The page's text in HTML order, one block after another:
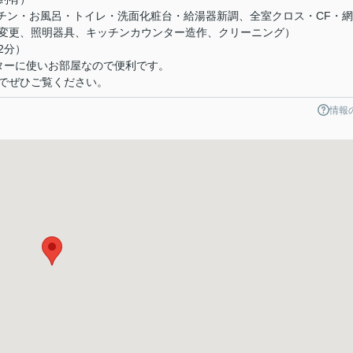
ン・お風呂・トイレ・洗面化粧台・給湯器新調、全室クロス・CF・網
、照明器具、キッチンカウンター造作、クリーニング）
）
に使いお部屋なので便利です。
ぜひご覧ください。
情報